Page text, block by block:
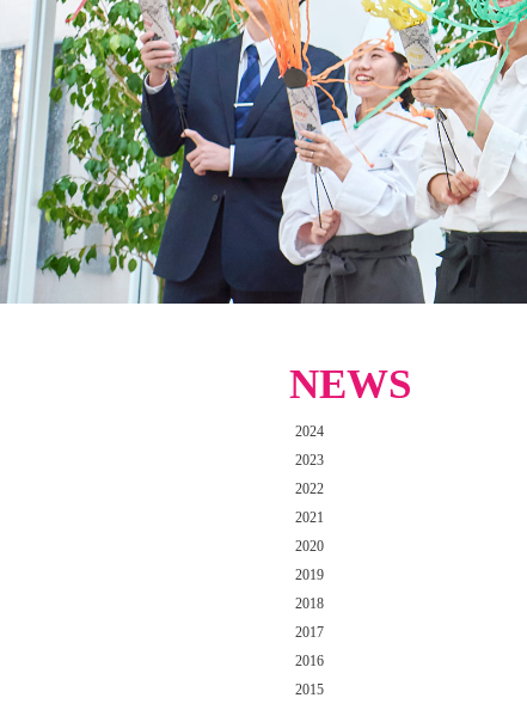
NEWS
2024
2023
2022
2021
2020
2019
2018
2017
2016
2015